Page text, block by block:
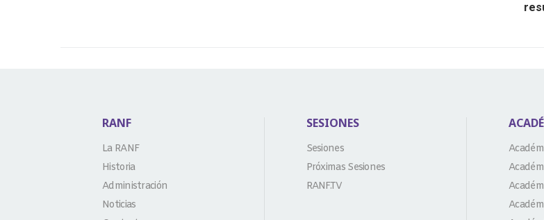
RANF
La RANF
Historia
Administración
Noticias
SESIONES
Sesiones
Próximas Sesiones
RANF.TV